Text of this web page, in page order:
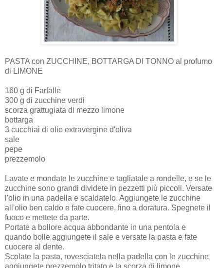
PASTA con ZUCCHINE, BOTTARGA DI TONNO al profumo
di LIMONE
160 g di Farfalle
300 g di zucchine verdi
scorza grattugiata di mezzo limone
bottarga
3 cucchiai di olio extravergine d'oliva
sale
pepe
prezzemolo
Lavate e mondate le zucchine e tagliatale a rondelle, e se le
zucchine sono grandi dividete in pezzetti più piccoli. Versate
l'olio in una padella e scaldatelo. Aggiungete le zucchine
all'olio ben caldo e fate cuocere, fino a doratura. Spegnete il
fuoco e mettete da parte.
Portate a bollore acqua abbondante in una pentola e
quando bolle aggiungete il sale e versate la pasta e fate
cuocere al dente.
Scolate la pasta, rovesciatela nella padella con le zucchine
aggiungete prezzemolo tritato e la scorza di limone